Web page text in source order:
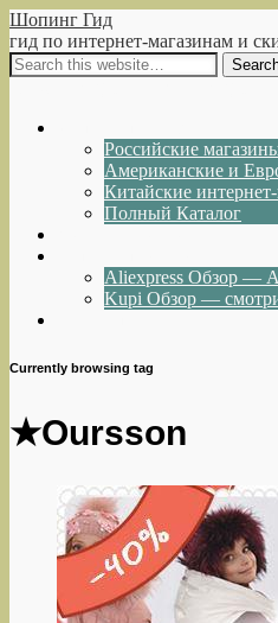
Шопинг Гид
гид по интернет-магазинам и
Российские
Американские и
Китайские
Полный Каталог
Aliexpress Обзор —
Kupi Обзор —
Currently browsing tag
★Oursson